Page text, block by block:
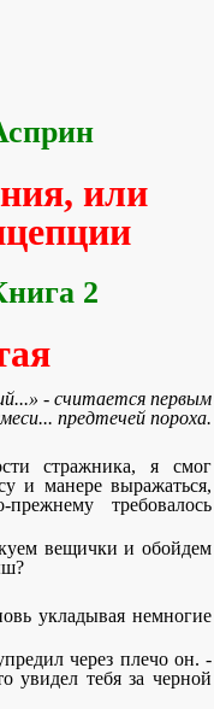
или
2
- считается первым
предтечей пороха.
стражника, я смог
и манере выражаться,
требовалось
вещички и обойдем
укладывая немногие
через плечо он. -
увидел тебя за черной